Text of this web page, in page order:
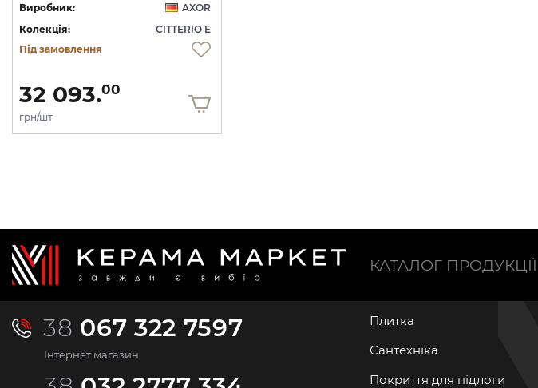
Виробник:
AXOR
Колекція:
CITTERIO E
Під замовлення
32 093.00
грн/шт
38 067 322 7597
Інтернет магазин
КАТАЛОГ ПРОДУКЦІЇ
Плитка
Сантехніка
Покриття для підлоги